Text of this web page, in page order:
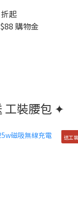
起
購物金
工裝腰包 ✦
送工